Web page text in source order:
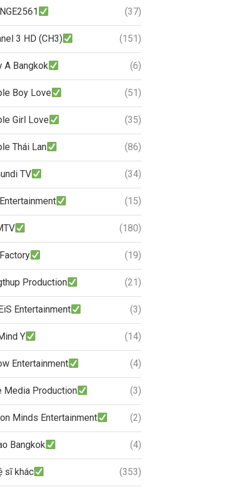
(37)
3 HD (CH3) (151)
A Bangkok (6)
Boy Love (51)
Girl Love (35)
Thái Lan (86)
TV (34)
Entertainment (15)
(180)
(19)
Production (21)
Entertainment (3)
Y (14)
Entertainment (4)
Media Production (3)
Minds Entertainment (2)
Bangkok (4)
sĩ khác (353)